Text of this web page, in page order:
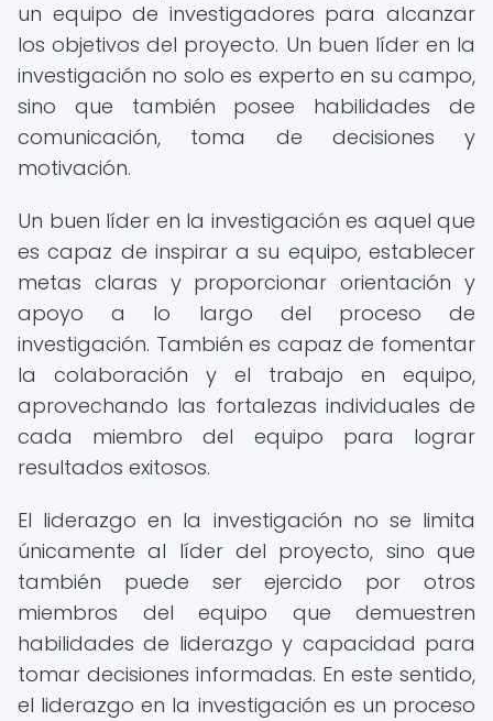
un equipo de investigadores para alcanzar
los objetivos del proyecto. Un buen líder en la
investigación no solo es experto en su campo,
sino que también posee habilidades de
comunicación, toma de decisiones y
motivación.
Un buen líder en la investigación es aquel que
es capaz de inspirar a su equipo, establecer
metas claras y proporcionar orientación y
apoyo a lo largo del proceso de
investigación. También es capaz de fomentar
la colaboración y el trabajo en equipo,
aprovechando las fortalezas individuales de
cada miembro del equipo para lograr
resultados exitosos.
El liderazgo en la investigación no se limita
únicamente al líder del proyecto, sino que
también puede ser ejercido por otros
miembros del equipo que demuestren
habilidades de liderazgo y capacidad para
tomar decisiones informadas. En este sentido,
el liderazgo en la investigación es un proceso